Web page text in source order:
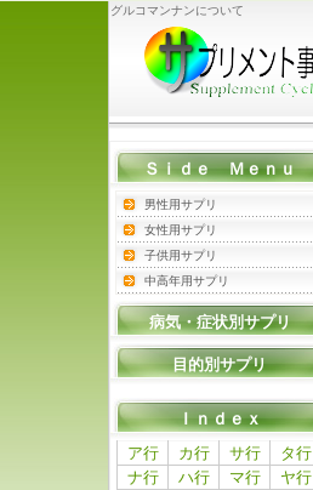
グルコマンナンについて
Ｓｉｄｅ Ｍｅｎｕ
男性用サプリ
女性用サプリ
子供用サプリ
中高年用サプリ
病気・症状別サプリ
目的別サプリ
Ｉｎｄｅｘ
ア行 カ行 サ行
タ行
ナ行
ハ行 マ行
ヤ行